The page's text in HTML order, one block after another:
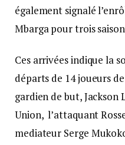
également signalé
Mbarga pour trois
Ces arrivées indique la
départs de 14 joueurs
gardien de but,
Union, l’attaquant
mediateur Serge